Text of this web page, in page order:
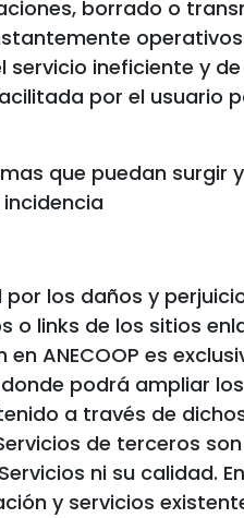
borrado o
ineficiente y
por el usuario
que puedan
los daños y
links de los sitios
ANECOOP es
podrá ampliar
a través de
de terceros
ni su calidad.
y servicios